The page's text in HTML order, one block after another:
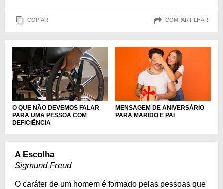
COPIAR COMPARTILHAR
O QUE NÃO DEVEMOS FALAR
PARA UMA PESSOA COM
DEFICIÊNCIA
MENSAGEM DE ANIVERSÁRIO
PARA MARIDO E PAI
A Escolha
Sigmund Freud
O caráter de um homem é formado pelas pessoas que